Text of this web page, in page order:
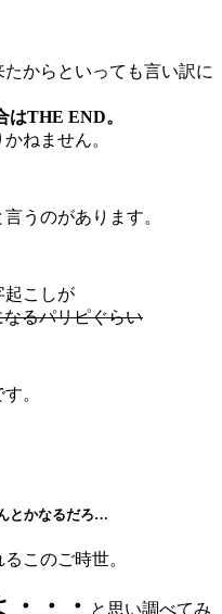
からといっても言い訳に
はTHE END。
ねません。
うのがあります。
起こしが
るパリピぐらい
。
とかなるだろ…
このご時世。
・・ と思い調べてみ